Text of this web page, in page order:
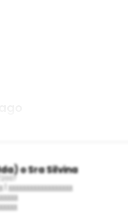
o Sra Silvina
xxxxxxxxxxxxxxxxxx